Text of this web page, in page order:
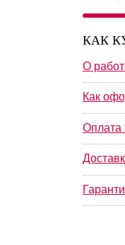
КАК
О
Как
Оплата